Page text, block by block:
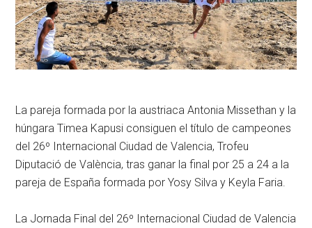
La pareja formada por la austriaca Antonia Missethan y la
húngara Timea Kapusi consiguen el título de campeones
del 26º Internacional Ciudad de Valencia, Trofeu
Diputació de València, tras ganar la final por 25 a 24 a la
pareja de España formada por Yosy Silva y Keyla Faria.
La Jornada Final del 26º Internacional Ciudad de Valencia